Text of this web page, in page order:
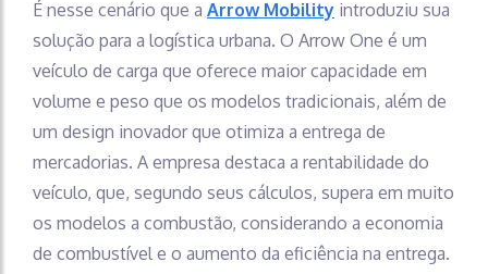
É nesse cenário que a Arrow Mobility introduziu sua
solução para a logística urbana. O Arrow One é um
veículo de carga que oferece maior capacidade em
volume e peso que os modelos tradicionais, além de
um design inovador que otimiza a entrega de
mercadorias. A empresa destaca a rentabilidade do
veículo, que, segundo seus cálculos, supera em muito
os modelos a combustão, considerando a economia
de combustível e o aumento da eficiência na entrega.